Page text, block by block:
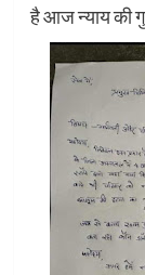
है आज न्याय की